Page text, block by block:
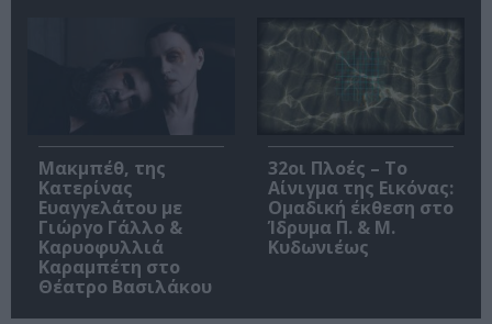
Μακμπέθ, της
Κατερίνας
Ευαγγελάτου με
Γιώργο Γάλλο &
Καρυοφυλλιά
Καραμπέτη στο
Θέατρο Βασιλάκου
32οι Πλοές – Το
Αίνιγμα της Εικόνας:
Ομαδική έκθεση στο
Ίδρυμα Π. & Μ.
Κυδωνιέως